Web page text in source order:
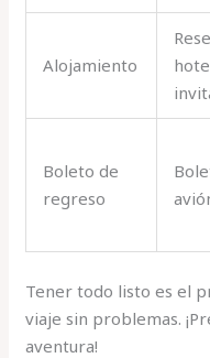
Alojamiento
Boleto de
regreso
Tener todo listo es el
viaje sin problemas.
aventura!